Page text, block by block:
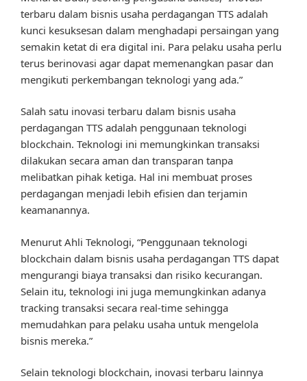
terbaru dalam bisnis usaha perdagangan TTS adalah
kunci kesuksesan dalam menghadapi persaingan yang
semakin ketat di era digital ini. Para pelaku usaha perlu
terus berinovasi agar dapat memenangkan pasar dan
mengikuti perkembangan teknologi yang ada.”
Salah satu inovasi terbaru dalam bisnis usaha
perdagangan TTS adalah penggunaan teknologi
blockchain. Teknologi ini memungkinkan transaksi
dilakukan secara aman dan transparan tanpa
melibatkan pihak ketiga. Hal ini membuat proses
perdagangan menjadi lebih efisien dan terjamin
keamanannya.
Menurut Ahli Teknologi, “Penggunaan teknologi
blockchain dalam bisnis usaha perdagangan TTS dapat
mengurangi biaya transaksi dan risiko kecurangan.
Selain itu, teknologi ini juga memungkinkan adanya
tracking transaksi secara real-time sehingga
memudahkan para pelaku usaha untuk mengelola
bisnis mereka.”
Selain teknologi blockchain, inovasi terbaru lainnya